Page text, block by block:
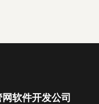
软件开发公司